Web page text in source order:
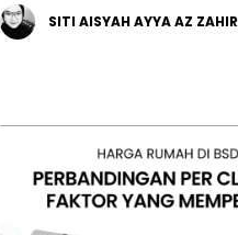
SITI AISYAH AYYA AZ ZAHIR